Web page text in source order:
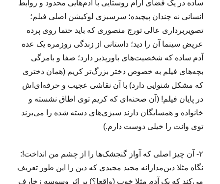
ساده در یک فضای آرام روستایی با آدم‌هایی محدود و روابط
انسانی نه چندان پیچیده؛ سرسبزی لوکیشن اصلی فیلم؛
تصویربرداری عالی تورج منصوری که باید حتما روی پرده
عریض سینما آن را دید؛ داستانی از زندگی روزمره یک عده
آدم ساده که شخصیت‌های باورپذیر دارد؛ صفا و بامزگی
بچه‌های فیلم به خصوص دختر بزرگ‌تر کریم (همان دختری
که مشکل شنوایی دارد) با آن نقاشی عجیب و حرفه‌ای‌اش
در پایان فیلم! (آن صحنه‌ای که کریم توی اطاق نشسته و
خانواده و همسایگان دارند سبزی‌های دسته شده را می‌برند
توی وانت را خیلی دوست دارم.)
۲- آن چیز اصلی که آواز گنجشک‌ها را از چشم من انداخت!:
نگاه مثلا دین‌مدارانه مجید مجیدی که دین‌ را این طور تعریف
می‌کند که یک آدم مثلا خوب (واقعا؟) بر اثر وسوسه زخارف